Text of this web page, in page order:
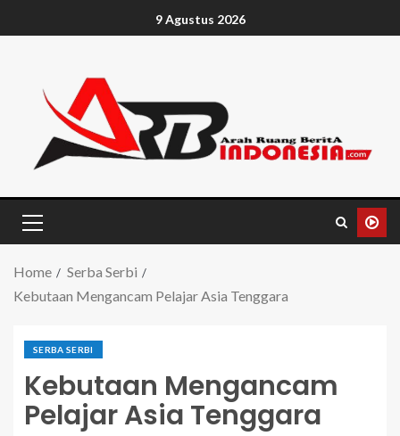
9 Agustus 2026
Home
Serba Serbi
Kebutaan Mengancam Pelajar Asia Tenggara
SERBA SERBI
Kebutaan Mengancam
Pelajar Asia Tenggara